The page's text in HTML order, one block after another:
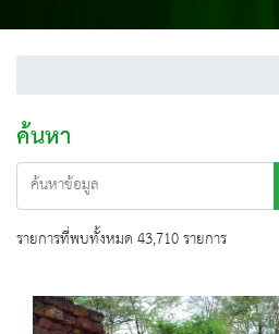
ค้นหา
รายการที่พบทั้งหมด 43,710 รายการ